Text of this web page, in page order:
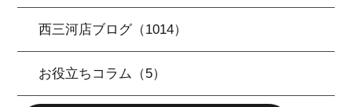
西三河店ブログ（1014）
お役立ちコラム（5）